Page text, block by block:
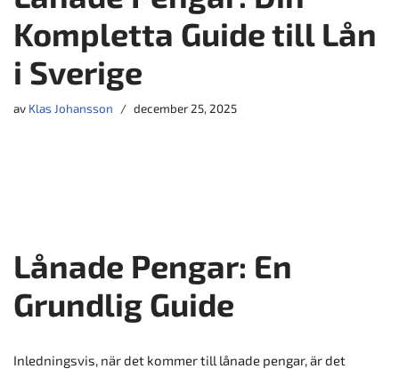
Kompletta Guide till Lån
i Sverige
av Klas Johansson december 25, 2025
Lånade Pengar: En
Grundlig Guide
Inledningsvis, när det kommer till lånade pengar, är det